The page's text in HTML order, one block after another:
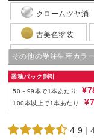
クロームツヤ消
古美色塗装
ホワイトニッケ
銅ツヤ消
銅ブロンズツヤ
ホワイトブロン
業務パック割引
50～99本で1本あたり
100本以上で1本あたり
4.9 |